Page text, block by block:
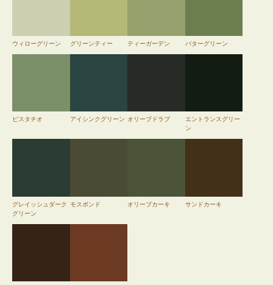
ウィローグリーン グリーンティー ティーガーデン パターグリーン
ピスタチオ アイシンクグリーン オリーブドラブ
エントランスグリー
ン
グレイッシュダーク
グリーン
モスポンド オリーブカーキ サンドカーキ